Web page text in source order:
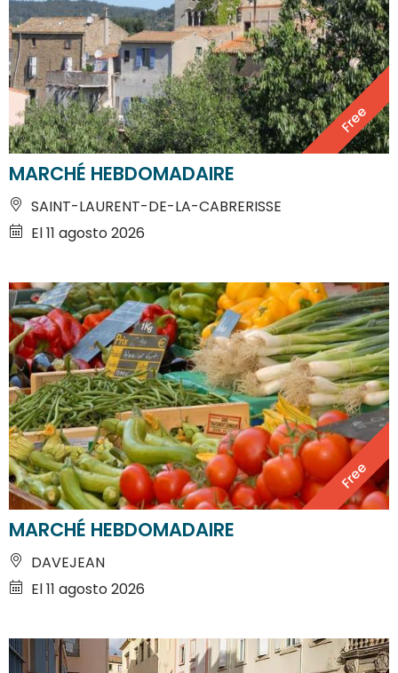
Free
MARCHÉ HEBDOMADAIRE
SAINT-LAURENT-DE-LA-CABRERISSE
El 11 agosto 2026
Free
MARCHÉ HEBDOMADAIRE
DAVEJEAN
El 11 agosto 2026